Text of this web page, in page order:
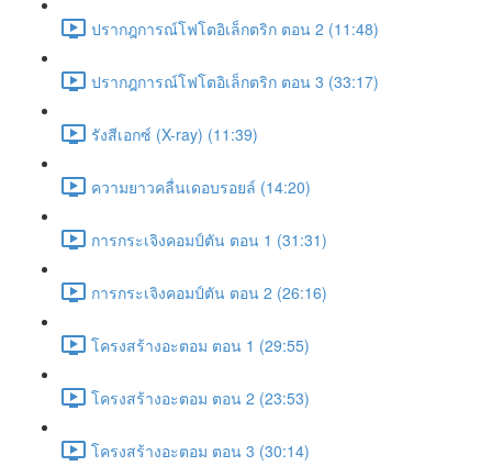
ปรากฎการณ์โฟโตอิเล็กตริก ตอน 2 (11:48)
ปรากฎการณ์โฟโตอิเล็กตริก ตอน 3 (33:17)
รังสีเอกซ์ (X-ray) (11:39)
ความยาวคลื่นเดอบรอยล์ (14:20)
การกระเจิงคอมป์ตัน ตอน 1 (31:31)
การกระเจิงคอมป์ตัน ตอน 2 (26:16)
โครงสร้างอะตอม ตอน 1 (29:55)
โครงสร้างอะตอม ตอน 2 (23:53)
โครงสร้างอะตอม ตอน 3 (30:14)